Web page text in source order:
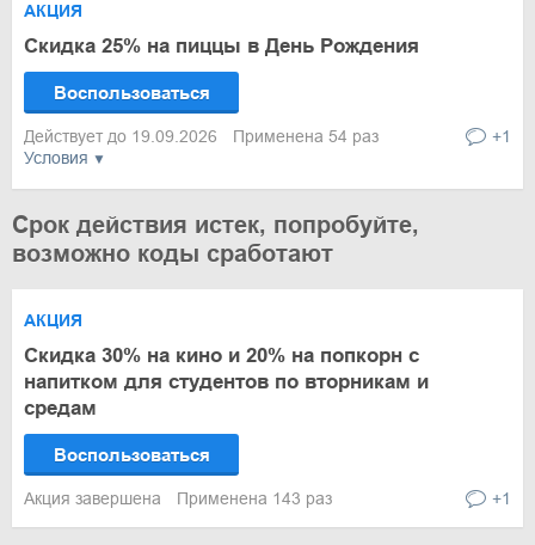
Условия
АКЦИЯ
Скидка 25% на пиццы в День Рождения
Воспользоваться
Действует до 19.09.2026 Применена 54 раз +1
Срок действия истек, попробуйте,
возможно коды сработают
АКЦИЯ
Скидка 30% на кино и 20% на попкорн с
напитком для студентов по вторникам и
средам
Воспользоваться
Акция завершена Применена 143 раз +1